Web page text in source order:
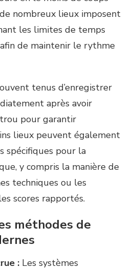
nombreux lieux imposent
les limites de temps
de maintenir le rythme
tenus d’enregistrer
après avoir
pour garantir
lieux peuvent également
spécifiques pour la
y compris la manière de
techniques ou les
scores rapportés.
méthodes de
: Les systèmes